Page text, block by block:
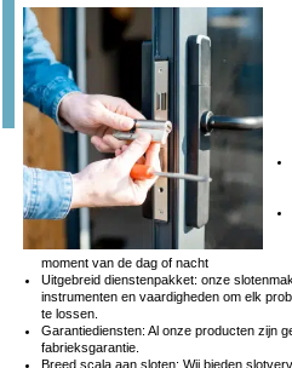
moment van de dag of nacht
Uitgebreid dienstenpakket: onze
instrumenten en vaardigheden om elk
te lossen.
Garantiediensten: Al onze producten zijn
fabrieksgarantie.
Breed scala aan sloten: Wij bieden